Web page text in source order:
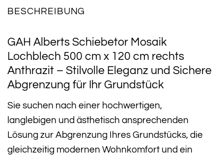
BESCHREIBUNG
GAH Alberts Schiebetor Mosaik
Lochblech 500 cm x 120 cm rechts
Anthrazit – Stilvolle Eleganz und Sichere
Abgrenzung für Ihr Grundstück
Sie suchen nach einer hochwertigen,
langlebigen und ästhetisch ansprechenden
Lösung zur Abgrenzung Ihres Grundstücks, die
gleichzeitig modernen Wohnkomfort und ein